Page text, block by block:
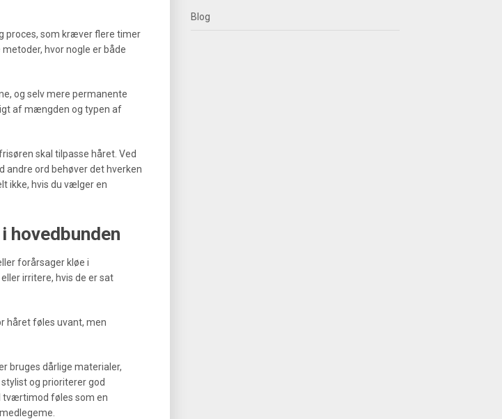
proces, som kræver flere timer
hvor nogle er både
og selv mere permanente
af mængden og typen af
skal tilpasse håret. Ved
andre ord behøver det hverken
ikke, hvis du vælger en
hovedbunden
forårsager kløe i
irritere, hvis de er sat
håret føles uvant, men
bruges dårlige materialer,
og prioriterer god
tværtimod føles som en
Blog